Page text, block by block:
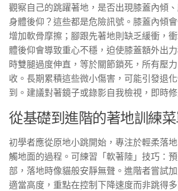
觀察自己的跳躍著地，是否出現膝蓋內傾
身體後仰？這些都是危險訊號。膝蓋內傾
增加軟骨摩擦；腳跟先著地則缺乏緩衝，
體後仰會導致重心不穩，迫使膝蓋額外出
時雙腿過度伸直，等於關節鎖死，所有壓
收。長期累積這些微小傷害，可能引發退
到。建議對著鏡子或錄影自我檢視，即時
從基礎到進階的著地訓練
初學者應從原地小跳開始，專注於輕柔落
觸地面的過程。可練習「軟著陸」技巧：
部，落地時像貓般安靜無聲。進階者嘗試
適當高度，重點在控制下降速度而非跳得